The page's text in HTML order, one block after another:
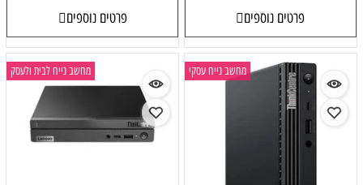
פרטים נוספים פרטים נוספים
מחשב נייח עסקי מחשב נייח לבית ולעסק